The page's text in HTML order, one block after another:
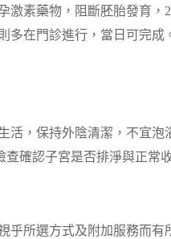
激素藥物，阻斷胚胎發育
多在門診進行，當日可完
活，保持外陰清潔，不宜
確認子宮是否排淨與正常
乎所選方式及附加服務而有